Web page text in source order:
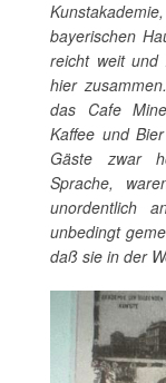
bayerischen
reicht weit und
hier
das Cafe
Kaffee und
Gäste zwar
Sprache,
unordentlich
unbedingt
daß sie in der